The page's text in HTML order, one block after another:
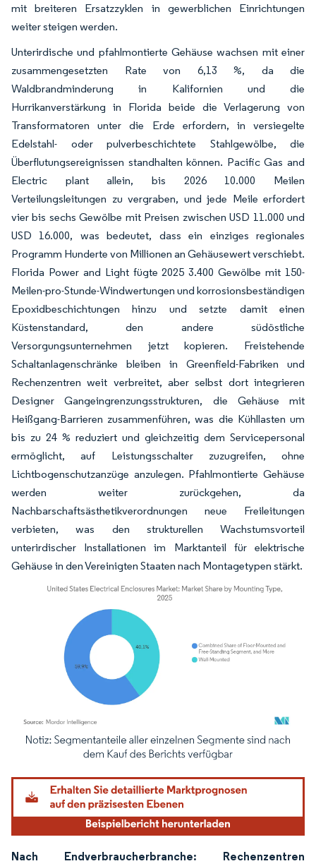
mit breiteren Ersatzzyklen in gewerblichen Einrichtungen
weiter steigen werden.
Unterirdische und pfahlmontierte Gehäuse wachsen mit einer
zusammengesetzten Rate von 6,13 %, da die
Waldbrandminderung in Kalifornien und die
Hurrikanverstärkung in Florida beide die Verlagerung von
Transformatoren unter die Erde erfordern, in versiegelte
Edelstahl- oder pulverbeschichtete Stahlgewölbe, die
Überflutungsereignissen standhalten können. Pacific Gas and
Electric plant allein, bis 2026 10.000 Meilen
Verteilungsleitungen zu vergraben, und jede Meile erfordert
vier bis sechs Gewölbe mit Preisen zwischen USD 11.000 und
USD 16.000, was bedeutet, dass ein einziges regionales
Programm Hunderte von Millionen an Gehäusewert verschiebt.
Florida Power and Light fügte 2025 3.400 Gewölbe mit 150-
Meilen-pro-Stunde-Windwertungen und korrosionsbeständigen
Epoxidbeschichtungen hinzu und setzte damit einen
Küstenstandard, den andere südöstliche
Versorgungsunternehmen jetzt kopieren. Freistehende
Schaltanlagenschränke bleiben in Greenfield-Fabriken und
Rechenzentren weit verbreitet, aber selbst dort integrieren
Designer Gangeingrenzungsstrukturen, die Gehäuse mit
Heißgang-Barrieren zusammenführen, was die Kühllasten um
bis zu 24 % reduziert und gleichzeitig dem Servicepersonal
ermöglicht, auf Leistungsschalter zuzugreifen, ohne
Lichtbogenschutzanzüge anzulegen. Pfahlmontierte Gehäuse
werden weiter zurückgehen, da
Nachbarschaftsästhetikverordnungen neue Freileitungen
verbieten, was den strukturellen Wachstumsvorteil
unterirdischer Installationen im Marktanteil für elektrische
Gehäuse in den Vereinigten Staaten nach Montagetypen stärkt.
Bild © Mordor Intelligence. Wiederverwendung erfordert Namensnennung
Nach Endverbraucherbranche: Rechenzentren